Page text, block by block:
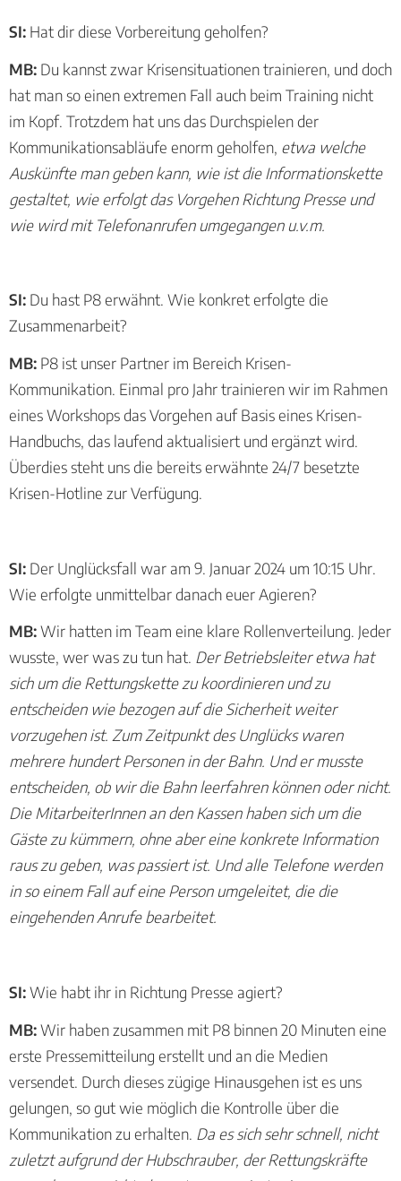
SI: Hat dir diese Vorbereitung geholfen?
MB: Du kannst zwar Krisensituationen trainieren, und doch
hat man so einen extremen Fall auch beim Training nicht
im Kopf. Trotzdem hat uns das Durchspielen der
Kommunikationsabläufe enorm geholfen, etwa welche
Auskünfte man geben kann, wie ist die Informationskette
gestaltet, wie erfolgt das Vorgehen Richtung Presse und
wie wird mit Telefonanrufen umgegangen u.v.m.
SI: Du hast P8 erwähnt. Wie konkret erfolgte die
Zusammenarbeit?
MB: P8 ist unser Partner im Bereich Krisen-
Kommunikation. Einmal pro Jahr trainieren wir im Rahmen
eines Workshops das Vorgehen auf Basis eines Krisen-
Handbuchs, das laufend aktualisiert und ergänzt wird.
Überdies steht uns die bereits erwähnte 24/7 besetzte
Krisen-Hotline zur Verfügung.
SI: Der Unglücksfall war am 9. Januar 2024 um 10:15 Uhr.
Wie erfolgte unmittelbar danach euer Agieren?
MB:Wir hatten im Team eine klare Rollenverteilung. Jeder
wusste, wer was zu tun hat. Der Betriebsleiter etwa hat
sich um die Rettungskette zu koordinieren und zu
entscheiden wie bezogen auf die Sicherheit weiter
vorzugehen ist. Zum Zeitpunkt des Unglücks waren
mehrere hundert Personen in der Bahn. Und er musste
entscheiden, ob wir die Bahn leerfahren können oder nicht.
Die MitarbeiterInnen an den Kassen haben sich um die
Gäste zu kümmern, ohne aber eine konkrete Information
raus zu geben, was passiert ist. Und alle Telefone werden
in so einem Fall auf eine Person umgeleitet, die die
eingehenden Anrufe bearbeitet.
SI:Wie habt ihr in Richtung Presse agiert?
MB:Wir haben zusammen mit P8 binnen 20 Minuten eine
erste Pressemitteilung erstellt und an die Medien
versendet. Durch dieses zügige Hinausgehen ist es uns
gelungen, so gut wie möglich die Kontrolle über die
Kommunikation zu erhalten. Da es sich sehr schnell, nicht
zuletzt aufgrund der Hubschrauber, der Rettungskräfte